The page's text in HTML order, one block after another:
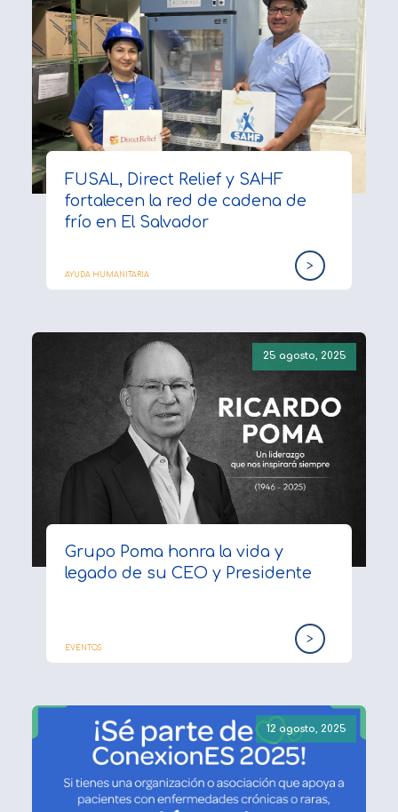
FUSAL, Direct Relief y SAHF
fortalecen la red de cadena de
frío en El Salvador
AYUDA HUMANITARIA
>
25 agosto, 2025
Grupo Poma honra la vida y
legado de su CEO y Presidente
EVENTOS
>
12 agosto, 2025